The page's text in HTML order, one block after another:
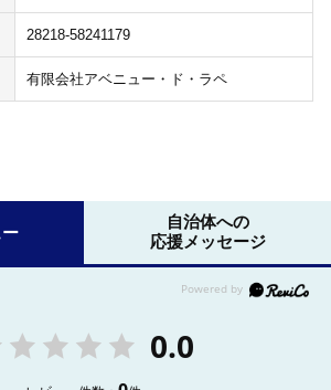
28218-58241179
有限会社アベニュー・ド・ラペ
自治体への
応援メッセージ
0.0